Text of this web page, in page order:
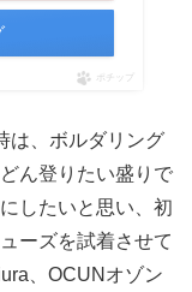
ポチップ
は、ボルダリング
ん登りたい盛りで
したいと思い、初
ーズを試着させて
、OCUNオゾン